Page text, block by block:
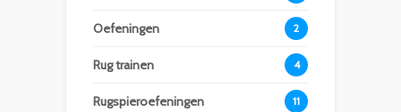
Oefeningen 2
Rug trainen 4
Rugspieroefeningen 11